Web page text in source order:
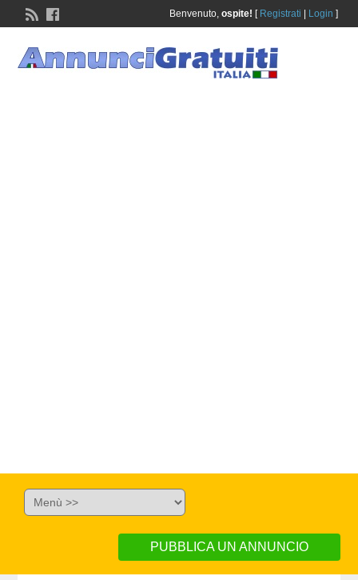
Benvenuto, ospite! [ Registrati Login ]
PUBBLICA UN ANNUNCIO